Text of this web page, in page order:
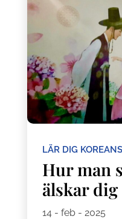
LÄR DIG
Hur man
älskar dig
14 - feb - 2025